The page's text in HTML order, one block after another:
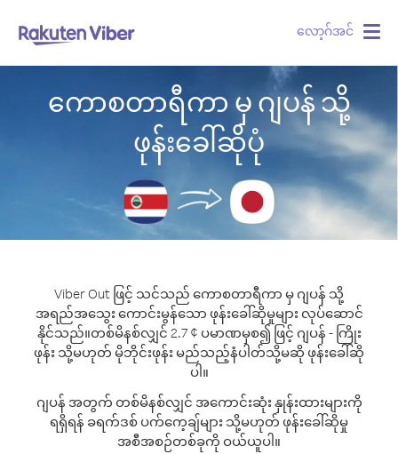
လော့ဂ်အင်
ကောစတာရီကာ မှ ဂျပန် သို့
ဖုန်းခေါ်ဆိုပုံ
Viber Out ဖြင့် သင်သည် ကောစတာရီကာ မှ ဂျပန် သို့
အရည်အသွေး ကောင်းမွန်သော ဖုန်းခေါ်ဆိုမှုများ လုပ်ဆောင်
နိုင်သည်။တစ်မိနစ်လျှင် 2.7 ¢ ပမာဏမှစ၍ ဖြင့် ဂျပန် - ကြိုး
ဖုန်း သို့မဟုတ် မိုဘိုင်းဖုန်း မည်သည့်နံပါတ်သို့မဆို ဖုန်းခေါ်ဆို
ပါ။
ဂျပန် အတွက် တစ်မိနစ်လျှင် အကောင်းဆုံး နှုန်းထားများကို
ရရှိရန် ခရက်ဒစ် ပက်ကေ့ချ်များ သို့မဟုတ် ဖုန်းခေါ်ဆိုမှု
အစီအစဉ်တစ်ခုကို ဝယ်ယူပါ။